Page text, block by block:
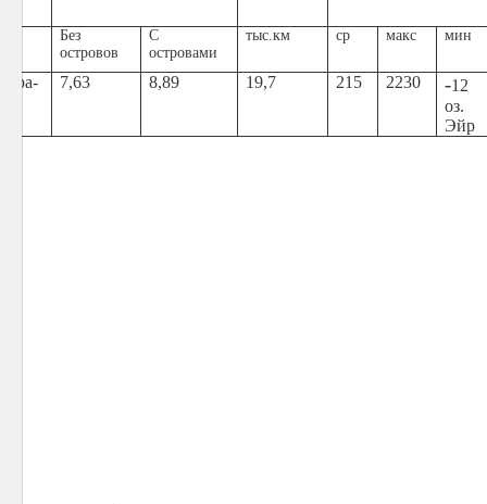
Без
островов
С
островами
тыс.км ср макс мин
7,63 8,89 19,7 215 2230 -12
оз.
Эйр